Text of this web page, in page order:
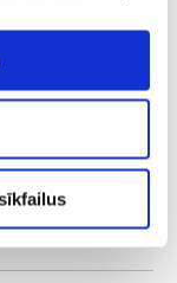
44 46 48